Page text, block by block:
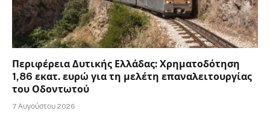
Περιφέρεια Δυτικής Ελλάδας: Χρηματοδότηση
1,86 εκατ. ευρώ για τη μελέτη επαναλειτουργίας
του Οδοντωτού
7 Αυγούστου 2026